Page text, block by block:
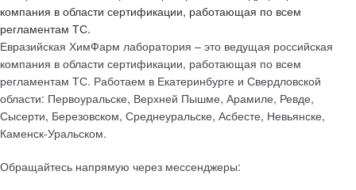
Евразийская ХимФарм лаборатория – это ведущая российская
компания в области сертификации, работающая по всем
регламентам ТС. Работаем в Екатеринбурге и Свердловской
области: Первоуральске, Верхней Пышме, Арамиле, Ревде,
Сысерти, Березовском, Среднеуральске, Асбесте, Невьянске,
Каменск-Уральском.
Обращайтесь напрямую через мессенджеры: